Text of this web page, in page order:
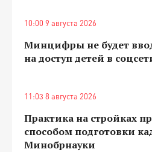
10:00 9 августа 2026
Минцифры не будет
на доступ детей в
11:03 8 августа 2026
Практика на стройках
способом подготовки
Минобрнауки